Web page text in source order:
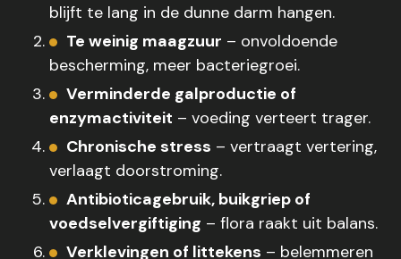
blijft te lang in de dunne darm hangen.
Te weinig maagzuur – onvoldoende
bescherming, meer bacteriegroei.
Verminderde galproductie of
enzymactiviteit – voeding verteert trager.
Chronische stress – vertraagt vertering,
verlaagt doorstroming.
Antibioticagebruik, buikgriep of
voedselvergiftiging – flora raakt uit balans.
Verklevingen of littekens – belemmeren